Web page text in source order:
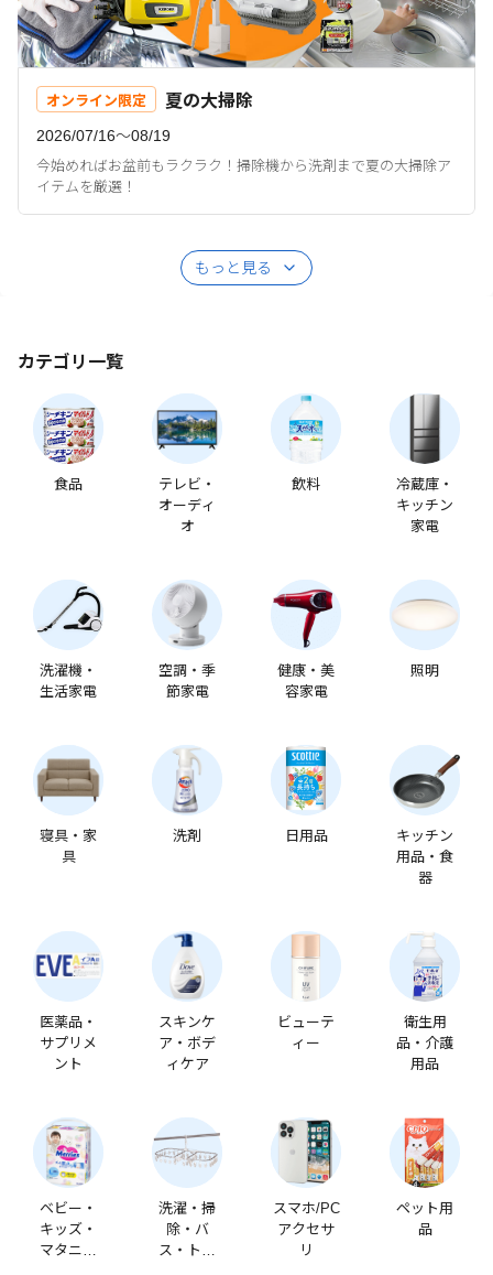
オンライン限定 夏の大掃除
2026/07/16〜08/19
今始めればお盆前もラクラク！掃除機から洗剤まで夏の大掃除ア
イテムを厳選！
もっと見る
カテゴリ一覧
食品
テレビ・
オーディ
オ
飲料
冷蔵庫・
キッチン
家電
洗濯機・
生活家電
空調・季
節家電
健康・美
容家電
照明
寝具・家
具
洗剤 日用品
キッチン
用品・食
器
医薬品・
サプリメ
ント
スキンケ
ア・ボデ
ィケア
ビューテ
ィー
衛生用
品・介護
用品
ベビー・
キッズ・
マタニテ
洗濯・掃
除・バ
ス・トイ
スマホ/PC
アクセサ
リ
ペット用
品